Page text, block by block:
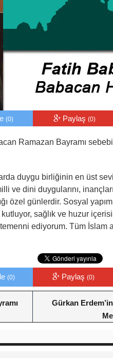
(0) Paylaş(0)
Ramazan Bayramı
duygu birliğinin en üst
ve dini duygularını,
özel günlerdir. Sosyal
kutluyor, sağlık ve huzur
ediyorum. Tüm İslam
(0) Paylaş (0)
Gürkan